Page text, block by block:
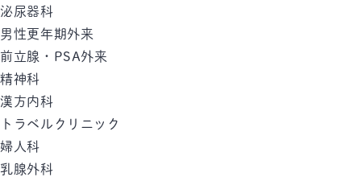
泌尿器科
男性更年期外来
前立腺・PSA外来
精神科
漢方内科
トラベルクリニック
婦人科
乳腺外科